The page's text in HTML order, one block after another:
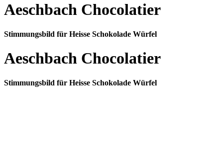
Aeschbach Chocolatier
Stimmungsbild für Heisse Schokolade Würfel
Aeschbach Chocolatier
Stimmungsbild für Heisse Schokolade Würfel